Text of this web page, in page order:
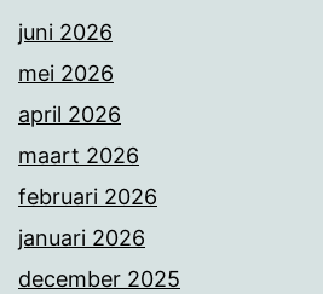
juni 2026
mei 2026
april 2026
maart 2026
februari 2026
januari 2026
december 2025